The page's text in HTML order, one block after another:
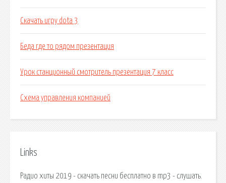
Скачать игру dota 3
Беда где то рядом презентация
Урок станционный смотритель презентация 7 класс
Схема управления компанией
Links
Радио хиты 2019 - скачать песни бесплатно в mp3 - слушать.